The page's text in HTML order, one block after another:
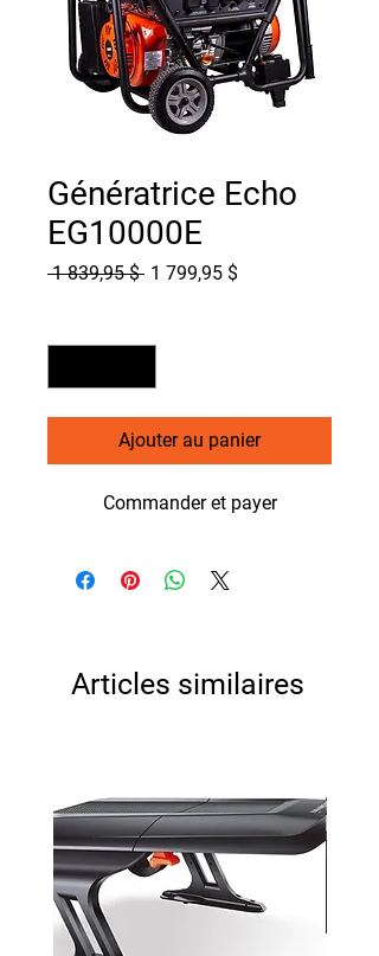
Génératrice Echo
EG10000E
1 839,95 $ Prix
1 799,95 $Prix
Ajouter au panier
Commander et payer
Articles similaires